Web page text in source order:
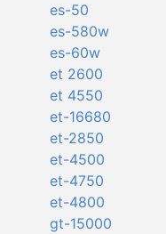
es-50
es-580w
es-60w
et 2600
et 4550
et-16680
et-2850
et-4500
et-4750
et-4800
gt-15000